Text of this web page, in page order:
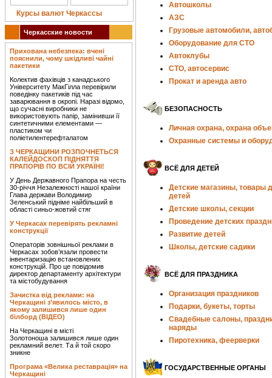
Курсы валют Черкассы
Черкасские новости
Прихована небезпека: вчені
пояснили, чому шкідливі чайні
пакетики
Колектив фахівців з канадського
Університету МакГілла перевірили
поведінку пакетиків під час
заварювання в окропі. Наразі відомо,
що сучасні виробники не
використовують папір, замінивши її
синтетичними елементами —
пластиком чи
поліетилентерефталатом
З ЧЕРКАЩИНИ РОЗПОЧНЕТЬСЯ
КАЛЕЙДОСКОП ПІДНЯТТЯ
ПРАПОРІВ ПО ВСІЙ УКРАЇНІ!
У День Державного Прапора на честь
30-річчя Незалежності нашої країни
Глава держави Володимир
Зеленський підніме найбільший в
області синьо-жовтий стяг
У Черкасах перевірять рекламні
конструкції
Операторів зовнішньої реклами в
Черкасах зобов’язали провести
інвентаризацію встановлених
конструкцій. Про це повідомив
директор департаменту архітектури
та містобудування
Зачистка від реклами: на
Черкащині з’явилось місто, в
якому залишився лише один
білборд (ВІДЕО)
На Черкащині в місті
Золотоноша залишився лише один
рекламний велет. Та й той скоро
зникне
Програма «Велика реставрація» на
Черкащині
Автошколы
АЗС
Грузовые автомобили,
Оборудование для СТО
Автоклубы
СТО, автосервис
Прокат и аренда авто
БЕЗОПАСНОСТЬ
Личная охрана, охрана
Охранные системы и
ВСЁ ДЛЯ ДЕТЕЙ
Детские магазины, товары
детей
Детские школы, секции
Проведение детских
Развитие детей
Школы, детские садики
ВСЁ ДЛЯ ПРАЗДНИКА
Организация праздников
Подарки, букеты, торты
Свадебные салоны,
наряды
Пиротехника, феерверки
ГОСУДАРСТВЕННЫЕ ОРГАНЫ